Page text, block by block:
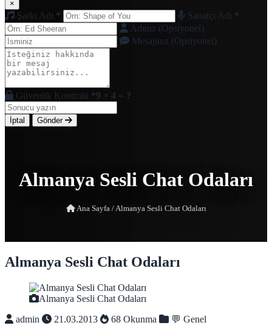
×
Şarkı Adı * Sanatçı Adı *
Adınız (Opsiyonel)
Mesajınız (Opsiyonel)
Güvenlik Kontrolü *9 × 4 = ?
İptal Gönder
Almanya Sesli Chat Odaları
Ana Sayfa /Almanya Sesli Chat Odaları
Almanya Sesli Chat Odaları
Almanya Sesli Chat Odaları
admin
21.03.2013 68 Okunma
💬 Genel